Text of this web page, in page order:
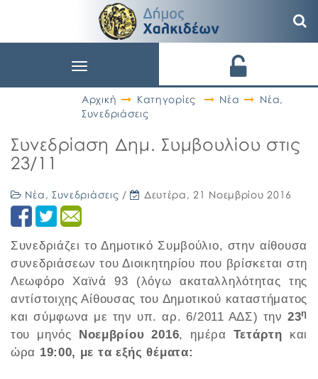
Toggle
Αρχική
Κατηγορίες Νέα Νέα,
Συνεδριάσεις
Συνεδρίαση Δημ. Συμβουλίου στις
23/11
Νέα , Συνεδριάσεις / Δευτέρα, 21 Νοεμβρίου 2016
Συνεδριάζει το Δημοτικό Συμβούλιο, στην αίθουσα
συνεδριάσεων του Διοικητηρίου που βρίσκεται στη
Λεωφόρο Χαϊνά 93 (λόγω ακαταλληλότητας της
αντίστοιχης Αίθουσας του Δημοτικού καταστήματος
και σύμφωνα με την υπ. αρ. 6/2011 ΑΔΣ) την 23η
του μηνός Νοεμβρίου 2016, ημέρα Τετάρτη και
ώρα 19:00, με τα εξής θέματα: